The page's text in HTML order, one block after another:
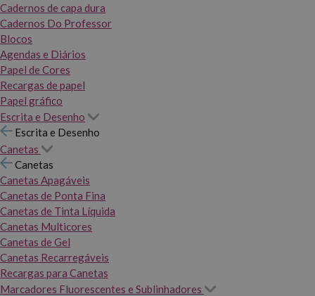
Cadernos de capa dura
Cadernos Do Professor
Blocos
Agendas e Diários
Papel de Cores
Recargas de papel
Papel gráfico
Escrita e Desenho
Escrita e Desenho
Canetas
Canetas
Canetas Apagáveis
Canetas de Ponta Fina
Canetas de Tinta Líquida
Canetas Multicores
Canetas de Gel
Canetas Recarregáveis
Recargas para Canetas
Marcadores Fluorescentes e Sublinhadores